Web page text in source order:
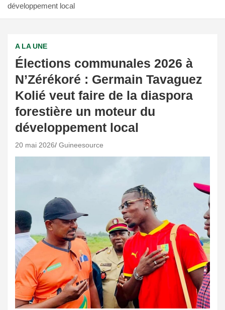
développement local
A LA UNE
Élections communales 2026 à
N’Zérékoré : Germain Tavaguez
Kolié veut faire de la diaspora
forestière un moteur du
développement local
20 mai 2026 Guineesource